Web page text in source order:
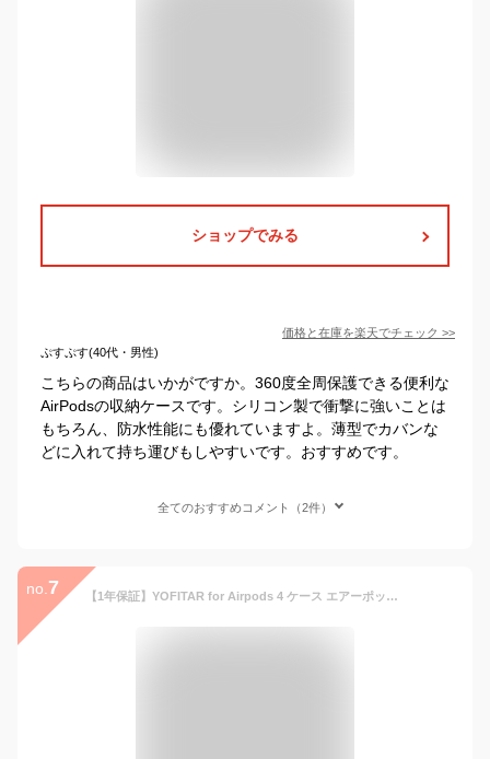
ショップでみる
価格と在庫を楽天でチェック >>
ぷすぷす(40代・男性)
こちらの商品はいかがですか。360度全周保護できる便利な
AirPodsの収納ケースです。シリコン製で衝撃に強いことは
もちろん、防水性能にも優れていますよ。薄型でカバンな
どに入れて持ち運びもしやすいです。おすすめです。
全てのおすすめコメント（2件）
no. 7 【1年保証】YOFITAR for Airpods 4 ケース エアーポッズ 第4世代ケース TPU素材製 かわいい おしゃれ 落下防止 汚れ防止 キズ防止 耐衝撃 全面保護 カラビナ付き 防水 防塵 airpods第4世代 クリアケース airpods 4 耳栓保護カバー アクセサリー